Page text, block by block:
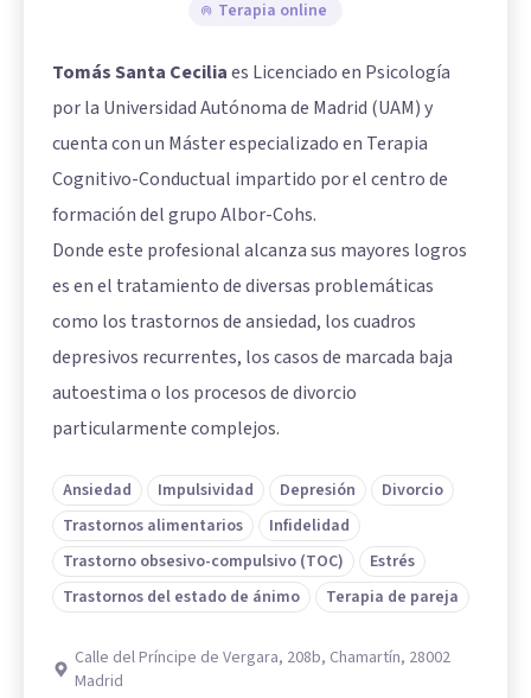
Terapia online
Tomás Santa Ceciliaes Licenciado en Psicología
por la Universidad Autónoma de Madrid (UAM) y
cuenta con un Máster especializado en Terapia
Cognitivo-Conductual impartido por el centro de
formación del grupo Albor-Cohs.
Donde este profesional alcanza sus mayores logros
es en el tratamiento de diversas problemáticas
como los trastornos de ansiedad, los cuadros
depresivos recurrentes, los casos de marcada baja
autoestima o los procesos de divorcio
particularmente complejos.
Ansiedad Impulsividad Depresión
Divorcio
Trastornos alimentarios
Infidelidad
Trastorno obsesivo-compulsivo (TOC)
Estrés
Trastornos del estado de ánimo
Terapia de pareja
Calle del Príncipe de Vergara, 208b, Chamartín, 28002
Madrid